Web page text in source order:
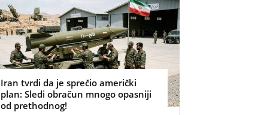
Iran tvrdi da je sprečio američki
plan: Sledi obračun mnogo opasniji
od prethodnog!